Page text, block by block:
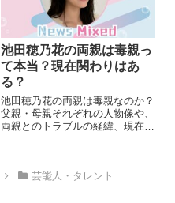
池田穂乃花の両親は毒親っ
て本当？現在関わりはあ
る？
池田穂乃花の両親は毒親なのか？
父親・母親それぞれの人物像や、
両親とのトラブルの経緯、現在の
芸能人・タレント